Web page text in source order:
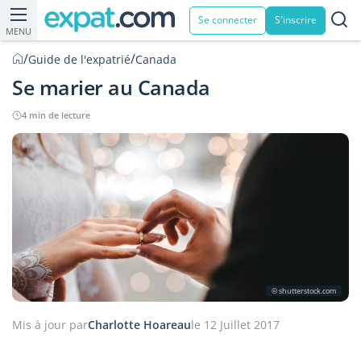
MENU
Se connecter S'inscrire
/Guide de l'expatrié/Canada
Se marier au Canada
4 min de lecture
© shutterstock.com
Mis à jour parCharlotte Hoareaule 12 Juillet 2017